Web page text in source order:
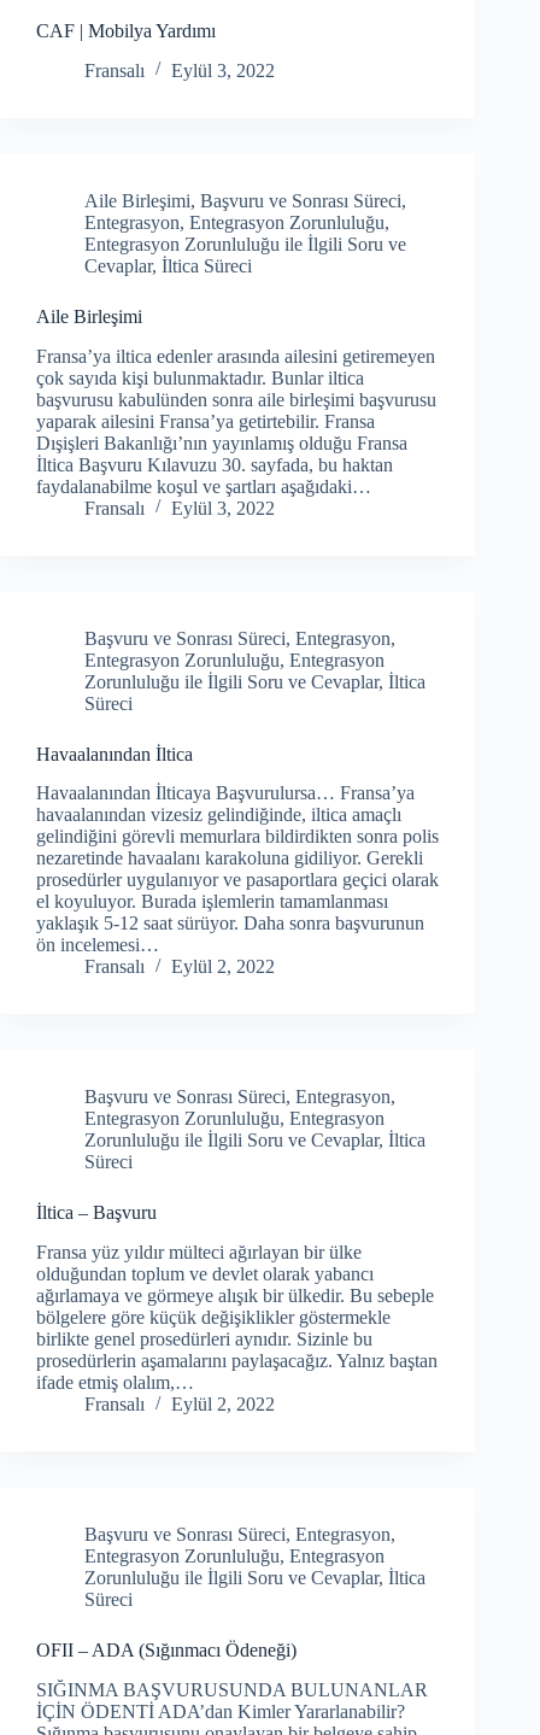
CAF | Mobilya Yardımı
Fransalı
Eylül 3, 2022
Aile Birleşimi, Başvuru ve Sonrası Süreci,
Entegrasyon, Entegrasyon Zorunluluğu,
Entegrasyon Zorunluluğu ile İlgili Soru ve
Cevaplar, İltica Süreci
Aile Birleşimi
Fransa’ya iltica edenler arasında ailesini getiremeyen
çok sayıda kişi bulunmaktadır. Bunlar iltica
başvurusu kabulünden sonra aile birleşimi başvurusu
yaparak ailesini Fransa’ya getirtebilir. Fransa
Dışişleri Bakanlığı’nın yayınlamış olduğu Fransa
İltica Başvuru Kılavuzu 30. sayfada, bu haktan
faydalanabilme koşul ve şartları aşağıdaki…
Fransalı
Eylül 3, 2022
Başvuru ve Sonrası Süreci, Entegrasyon,
Entegrasyon Zorunluluğu, Entegrasyon
Zorunluluğu ile İlgili Soru ve Cevaplar, İltica
Süreci
Havaalanından İltica
Havaalanından İlticaya Başvurulursa… Fransa’ya
havaalanından vizesiz gelindiğinde, iltica amaçlı
gelindiğini görevli memurlara bildirdikten sonra polis
nezaretinde havaalanı karakoluna gidiliyor. Gerekli
prosedürler uygulanıyor ve pasaportlara geçici olarak
el koyuluyor. Burada işlemlerin tamamlanması
yaklaşık 5-12 saat sürüyor. Daha sonra başvurunun
ön incelemesi…
Fransalı
Eylül 2, 2022
Başvuru ve Sonrası Süreci, Entegrasyon,
Entegrasyon Zorunluluğu, Entegrasyon
Zorunluluğu ile İlgili Soru ve Cevaplar, İltica
Süreci
İltica – Başvuru
Fransa yüz yıldır mülteci ağırlayan bir ülke
olduğundan toplum ve devlet olarak yabancı
ağırlamaya ve görmeye alışık bir ülkedir. Bu sebeple
bölgelere göre küçük değişiklikler göstermekle
birlikte genel prosedürleri aynıdır. Sizinle bu
prosedürlerin aşamalarını paylaşacağız. Yalnız baştan
ifade etmiş olalım,…
Fransalı
Eylül 2, 2022
Başvuru ve Sonrası Süreci, Entegrasyon,
Entegrasyon Zorunluluğu, Entegrasyon
Zorunluluğu ile İlgili Soru ve Cevaplar, İltica
Süreci
OFII – ADA (Sığınmacı Ödeneği)
SIĞINMA BAŞVURUSUNDA BULUNANLAR
İÇİN ÖDENTİ ADA’dan Kimler Yararlanabilir?